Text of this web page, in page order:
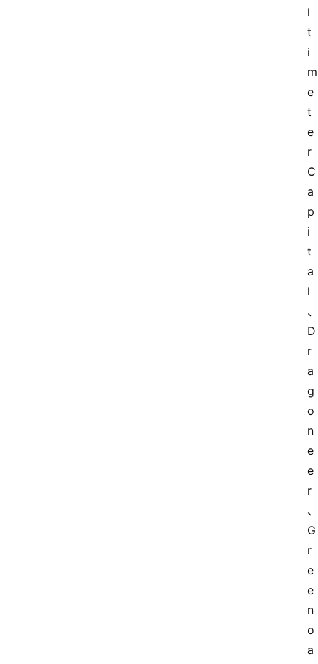
l
t
i
m
e
t
e
r
C
a
p
i
t
a
l
、
D
r
a
g
o
n
e
e
r
、
G
r
e
e
n
o
a